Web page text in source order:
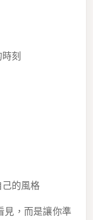
刻
己的風格
見，而是讓你準